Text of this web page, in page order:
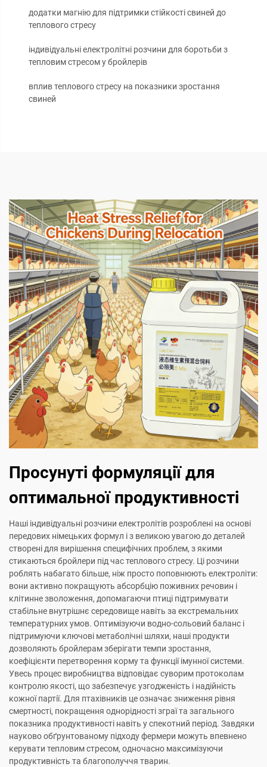
додатки магнію для підтримки стійкості свиней до
теплового стресу
індивідуальні електролітні розчини для боротьби з
тепловим стресом у бройлерів
вплив теплового стресу на показники зростання
свиней
Просунуті формуляції для
оптимальної продуктивності
Наші індивідуальні розчини електролітів розроблені на основі
передових німецьких формул і з великою увагою до деталей
створені для вирішення специфічних проблем, з якими
стикаються бройлери під час теплового стресу. Ці розчини
роблять набагато більше, ніж просто поповнюють електроліти:
вони активно покращують абсорбцію поживних речовин і
клітинне зволоження, допомагаючи птиці підтримувати
стабільне внутрішнє середовище навіть за екстремальних
температурних умов. Оптимізуючи водно-сольовий баланс і
підтримуючи ключові метаболічні шляхи, наші продукти
дозволяють бройлерам зберігати темпи зростання,
коефіцієнти перетворення корму та функції імунної системи.
Увесь процес виробництва відповідає суворим протоколам
контролю якості, що забезпечує узгодженість і надійність
кожної партії. Для птахівників це означає зниження рівня
смертності, покращення однорідності зграї та загального
показника продуктивності навіть у спекотний період. Завдяки
науково обґрунтованому підходу фермери можуть впевнено
керувати тепловим стресом, одночасно максимізуючи
продуктивність та благополуччя тварин.